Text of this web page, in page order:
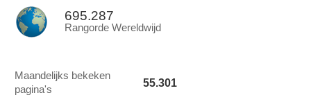
695.287
Rangorde Wereldwijd
Maandelijks bekeken
pagina's
55.301